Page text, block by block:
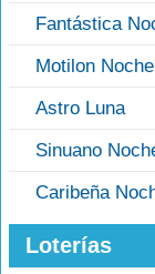
Fantástica
Motilon Noche
Astro Luna
Sinuano
Caribeña
Loterías